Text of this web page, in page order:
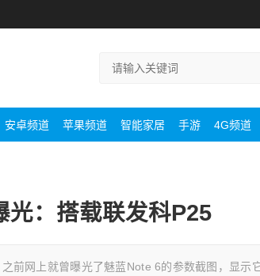
安卓频道 苹果频道 智能家居 手游 4G频道
光：搭载联发科P25
前网上就曾曝光了魅蓝Note 6的参数截图，显示